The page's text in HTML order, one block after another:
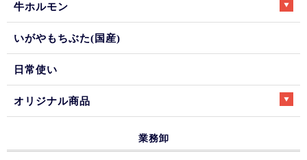
牛ホルモン
いがやもちぶた(国産)
日常使い
オリジナル商品
業務卸